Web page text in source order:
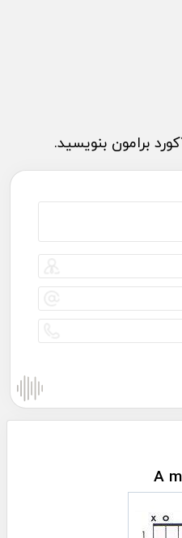
برامون بنویسید.
A